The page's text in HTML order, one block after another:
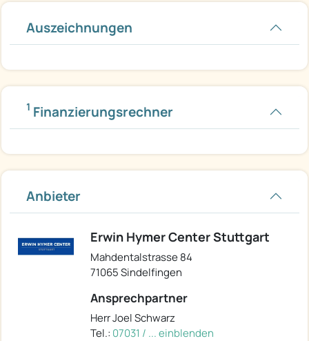
Auszeichnungen
1 Finanzierungsrechner
Anbieter
Erwin Hymer Center Stuttgart
Mahdentalstrasse 84
71065 Sindelfingen
Ansprechpartner
Herr Joel Schwarz
Tel.: 07031 / ... einblenden